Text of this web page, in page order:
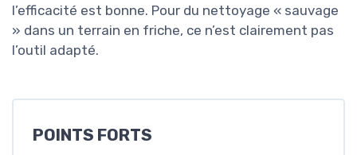
l’efficacité est bonne. Pour du nettoyage « sauvage
» dans un terrain en friche, ce n’est clairement pas
l’outil adapté.
POINTS FORTS